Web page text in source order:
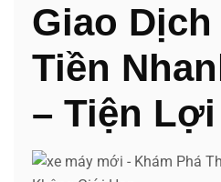
Giao
Tiền
– Tiện Lợi